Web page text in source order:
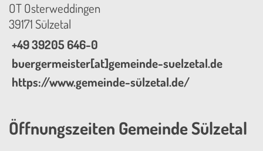
OT Osterweddingen
39171 Sülzetal
+49 39205 646-0
buergermeister[at]gemeinde-suelzetal.de
https://www.gemeinde-sülzetal.de/
Öffnungszeiten Gemeinde Sülzetal